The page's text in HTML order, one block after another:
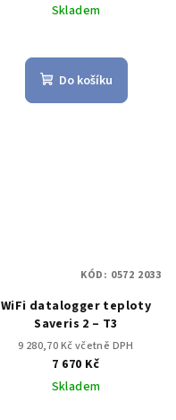
Skladem
Do košíku
WiFi datalogger teploty
Saveris 2 – T3
9 280,70 Kč včetně DPH
7 670 Kč
Skladem
KÓD: 0572 2033